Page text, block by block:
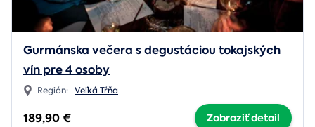
Gurmánska večera s degustáciou tokajských
vín pre 4 osoby
Región: Veľká Tŕňa
189,90 € Zobraziť detail